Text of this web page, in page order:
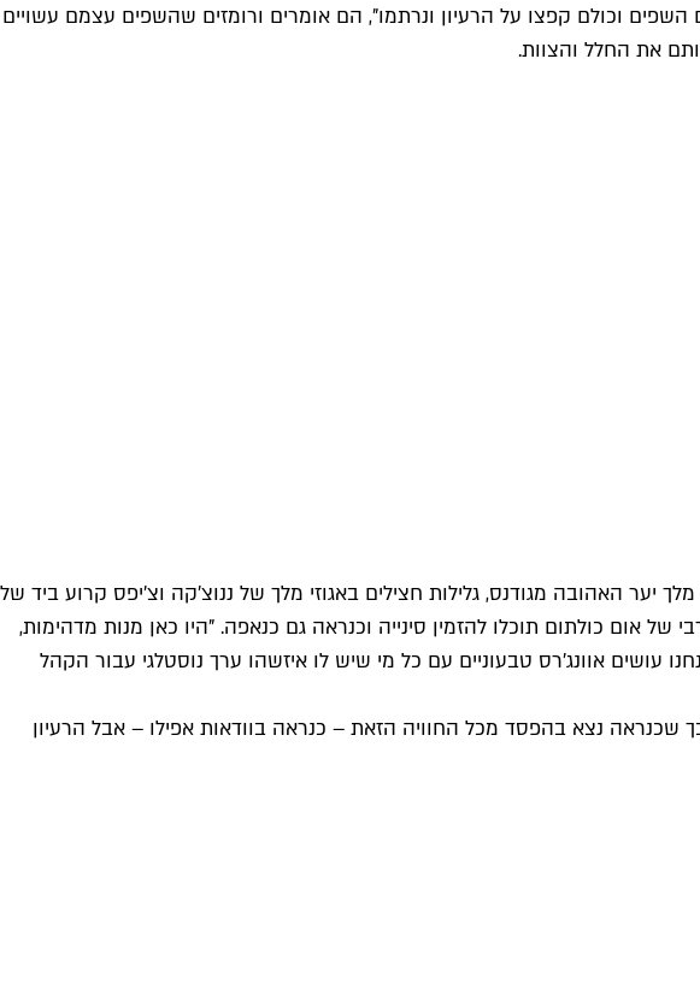
וכולם קפצו על הרעיון ונרתמו", הם אומרים ורומזים שהשפים עצמם עשויים
את החלל והצוות.
האהובה מגודנס, גלילות חצילים באגוזי מלך של ננוצ'קה וצ'יפס קרוע ביד של
אום כולתום תוכלו להזמין סינייה וכנראה גם כנאפה. "היו כאן מנות מדהימות,
אוונג'רס טבעוניים עם כל מי שיש לו איזשהו ערך נוסטלגי עבור הקהל
שכנראה נצא בהפסד מכל החוויה הזאת – כנראה בוודאות אפילו – אבל הרעיון